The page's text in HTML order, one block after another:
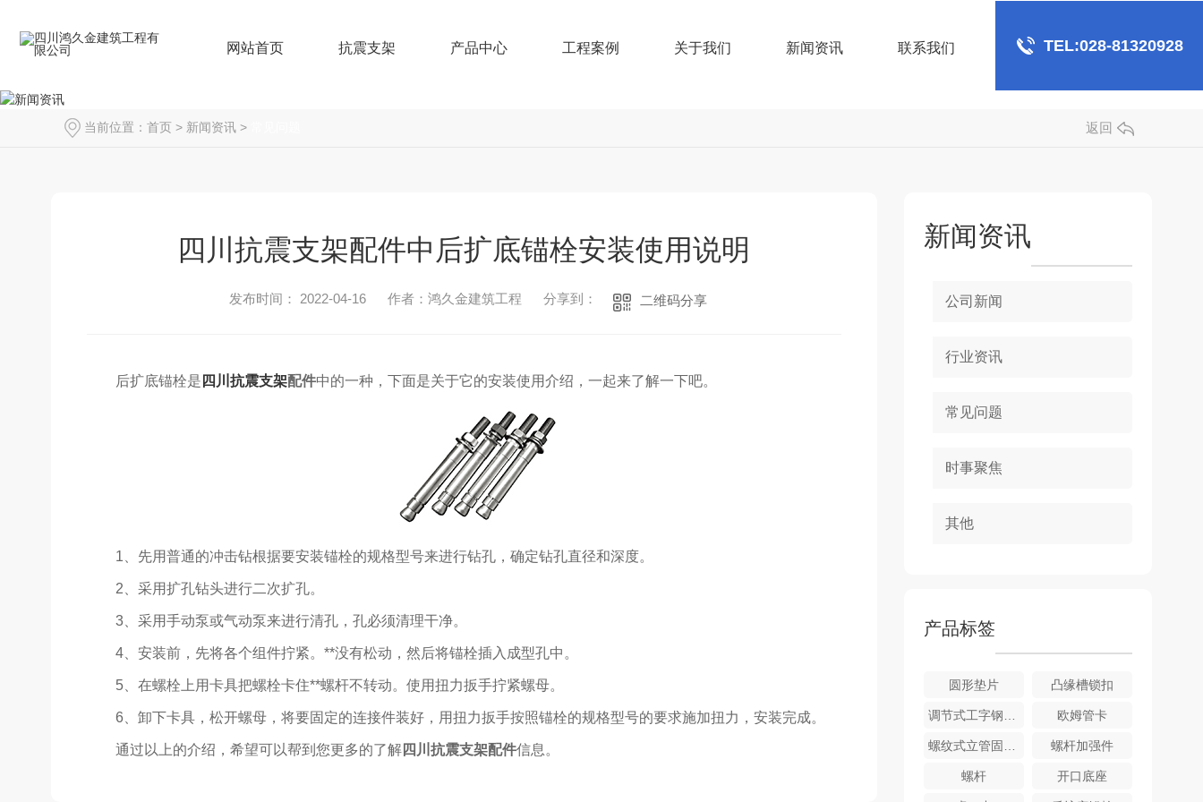
网站首页 抗震支架 产品中心 工程案例 关于我们 新闻资讯 联系我们 TEL:028-81320928
当前位置： 首页 > 新闻资讯 > 返回
四川抗震支架配件中后扩底锚栓安装使用说明
发布时间： 2022-04-16 作者：鸿久金建筑工程 分享到： 二维码分享
后扩底锚栓是 四川抗震支架配件中的一种，下面是关于它的安装使用介绍，一起来了解一下吧。
1、先用普通的冲击钻根据要安装锚栓的规格型号来进行钻孔，确定钻孔直径和深度。
2、采用扩孔钻头进行二次扩孔。
3、采用手动泵或气动泵来进行清孔，孔必须清理干净。
4、安装前，先将各个组件拧紧。**没有松动，然后将锚栓插入成型孔中。
5、在螺栓上用卡具把螺栓卡住**螺杆不转动。使用扭力扳手拧紧螺母。
6、卸下卡具，松开螺母，将要固定的连接件装好，用扭力扳手按照锚栓的规格型号的要求施加扭力，安装完成。
通过以上的介绍，希望可以帮到您更多的了解四川抗震支架配件信息。
新闻资讯
公司新闻
行业资讯
常见问题
时事聚焦
其他
产品标签
圆形垫片 凸缘槽锁扣
调节式工字钢吊架 欧姆管卡
螺纹式立管固定件 螺杆加强件
螺杆 开口底座